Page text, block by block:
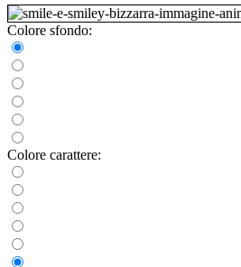
Colore sfondo:
Colore carattere: